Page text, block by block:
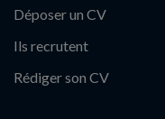
Déposer un CV
Ils recrutent
Rédiger son CV